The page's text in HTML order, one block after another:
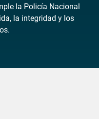
la Policía Nacional
la integridad y los